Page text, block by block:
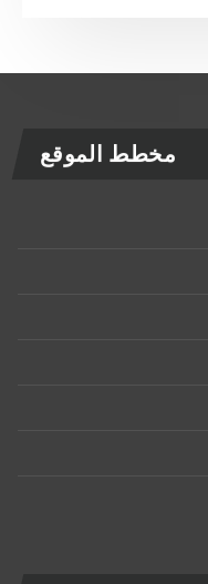
مخطط الموقع